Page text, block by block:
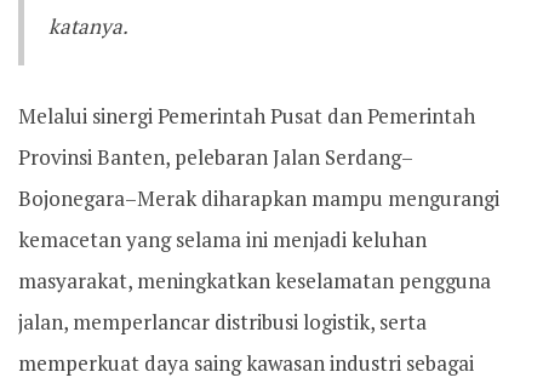
katanya.
Melalui sinergi Pemerintah Pusat dan Pemerintah
Provinsi Banten, pelebaran Jalan Serdang–
Bojonegara–Merak diharapkan mampu mengurangi
kemacetan yang selama ini menjadi keluhan
masyarakat, meningkatkan keselamatan pengguna
jalan, memperlancar distribusi logistik, serta
memperkuat daya saing kawasan industri sebagai